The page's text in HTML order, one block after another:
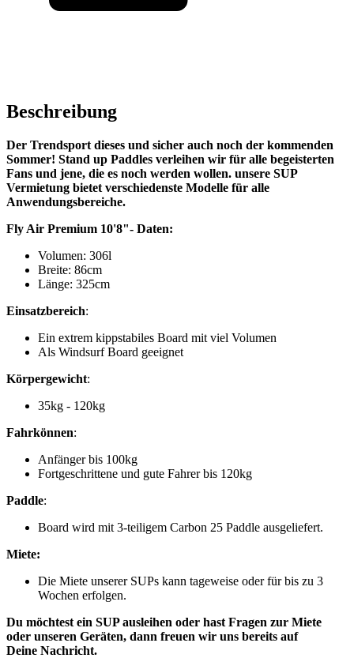
Beschreibung
Der Trendsport dieses und sicher auch noch der kommenden
Sommer! Stand up Paddles verleihen wir für alle begeisterten
Fans und jene, die es noch werden wollen. unsere SUP
Vermietung bietet verschiedenste Modelle für alle
Anwendungsbereiche.
Fly Air Premium 10'8"- Daten:
Volumen: 306l
Breite: 86cm
Länge: 325cm
Einsatzbereich:
Ein extrem kippstabiles Board mit viel Volumen
Als Windsurf Board geeignet
Körpergewicht:
35kg - 120kg
Fahrkönnen:
Anfänger bis 100kg
Fortgeschrittene und gute Fahrer bis 120kg
Paddle:
Board wird mit 3-teiligem Carbon 25 Paddle ausgeliefert.
Miete:
Die Miete unserer SUPs kann tageweise oder für bis zu 3
Wochen erfolgen.
Du möchtest ein SUP ausleihen oder hast Fragen zur Miete
oder unseren Geräten, dann freuen wir uns bereits auf
Deine Nachricht.